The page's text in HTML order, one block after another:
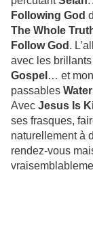
Following God
The Whole
Follow God .
avec les brillants
Gospel … et
passables Water
Avec Jesus Is
ses frasques,
naturellement à
rendez-vous